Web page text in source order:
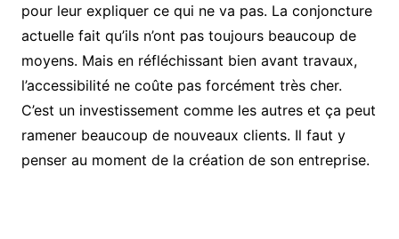
pour leur expliquer ce qui ne va pas. La conjoncture
actuelle fait qu’ils n’ont pas toujours beaucoup de
moyens. Mais en réfléchissant bien avant travaux,
l’accessibilité ne coûte pas forcément très cher.
C’est un investissement comme les autres et ça peut
ramener beaucoup de nouveaux clients. Il faut y
penser au moment de la création de son entreprise.